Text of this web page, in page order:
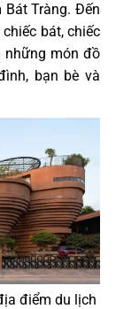
Tràng. Đến
bát, chiếc
những món đồ
bạn bè và
điểm du lịch